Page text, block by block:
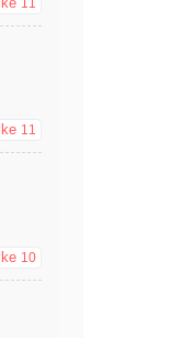
11
10